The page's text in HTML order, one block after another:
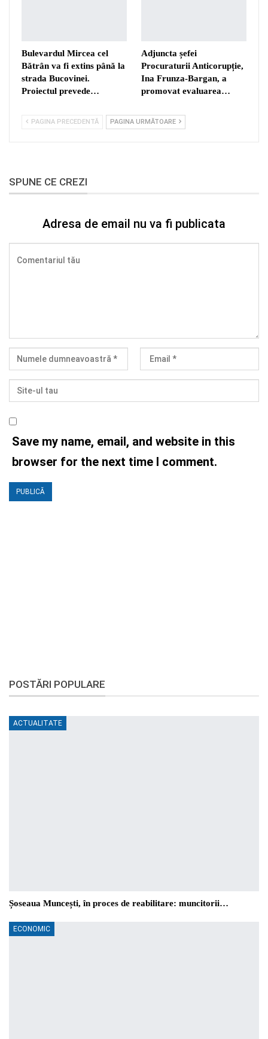
Bulevardul Mircea cel
Bătrân va fi extins până la
strada Bucovinei.
Proiectul prevede…
Adjuncta șefei
Procuraturii Anticorupție,
Ina Frunza-Bargan, a
promovat evaluarea…
PAGINA PRECEDENTĂ PAGINA URMĂTOARE
SPUNE CE CREZI
Adresa de email nu va fi publicata
Save my name, email, and website in this
browser for the next time I comment.
POSTĂRI POPULARE
ACTUALITATE
Șoseaua Muncești, în proces de reabilitare: muncitorii…
ECONOMIC